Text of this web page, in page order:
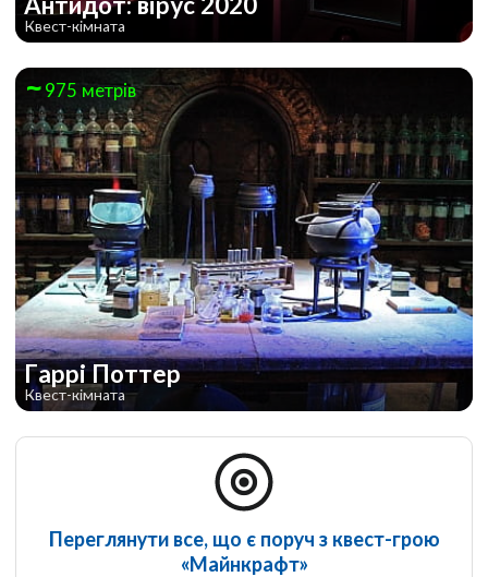
Квест-кімната
975 метрів
Гаррі Поттер
Квест-кімната
Переглянути все, що є поруч з квест-грою
«Майнкрафт»